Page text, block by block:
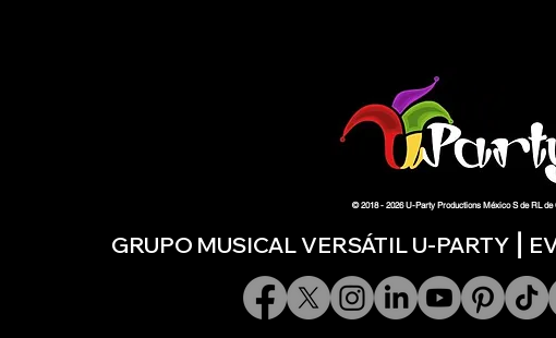
© 2018 - 2026 U-Party Productions México S de RL de
GRUPO MUSICAL VERSÁTIL U-PARTY ⎮